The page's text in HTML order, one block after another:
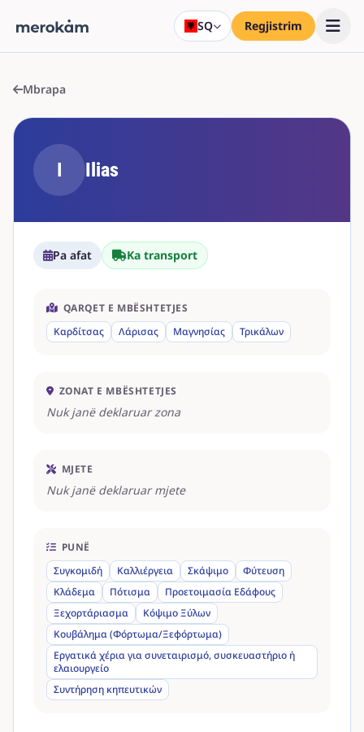
SQ Regjistrim
Mbrapa
I Ilias
Pa afat Ka transport
QARQET E MBËSHTETJES
Καρδίτσας
Λάρισας Μαγνησίας Τρικάλων
ZONAT E MBËSHTETJES
Nuk janë deklaruar zona
MJETE
Nuk janë deklaruar mjete
PUNË
Συγκομιδή
Καλλιέργεια Σκάψιμο
Φύτευση
Κλάδεμα
Πότισμα
Προετοιμασία Εδάφους
Ξεχορτάριασμα
Κόψιμο Ξύλων
Κουβάλημα (Φόρτωμα/Ξεφόρτωμα)
Εργατικά χέρια για συνεταιρισμό, συσκευαστήριο ή
ελαιουργείο
Συντήρηση κηπευτικών